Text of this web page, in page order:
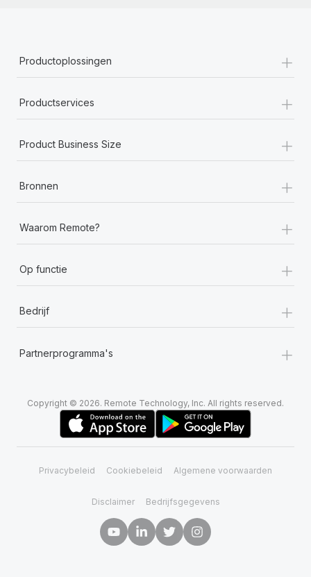
Productoplossingen +
Productservices +
Product Business Size +
Bronnen +
Waarom Remote? +
Op functie +
Bedrijf +
Partnerprogramma's +
Copyright © 2026. Remote Technology, Inc. All rights reserved.
Privacybeleid Cookiebeleid Algemene voorwaarden
Disclaimer Bedrijfsgegevens